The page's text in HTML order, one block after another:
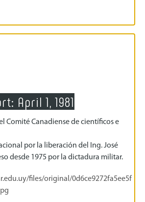
April 1, 1981
Comité Canadiense de científicos e
por la liberación del Ing. José
desde 1975 por la dictadura militar.